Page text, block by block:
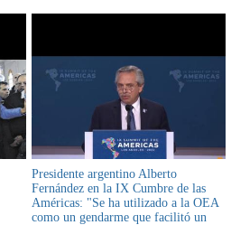
Presidente argentino Alberto
Fernández en la IX Cumbre de las
Américas: "Se ha utilizado a la OEA
como un gendarme que facilitó un